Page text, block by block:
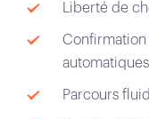
Liberté de
automatiques
Parcours